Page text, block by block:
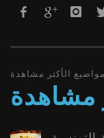
الأكثر مشاهدة
مشاهدة